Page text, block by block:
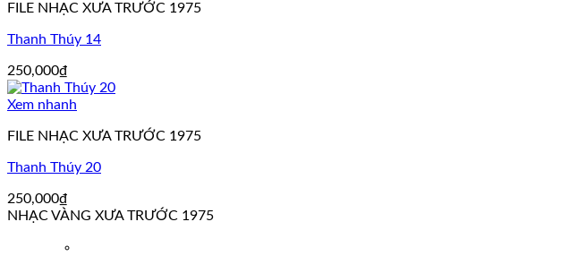
FILE NHẠC XƯA TRƯỚC 1975
Thanh Thúy 14
250,000₫
Xem nhanh
FILE NHẠC XƯA TRƯỚC 1975
Thanh Thúy 20
250,000₫
NHẠC VÀNG XƯA TRƯỚC 1975